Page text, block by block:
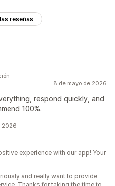
reseñas
8 de mayo de 2026
respond quickly, and
100%.
2026
experience with our app! Your
and really want to provide